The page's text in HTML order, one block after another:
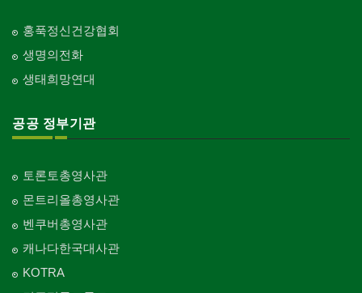
홍푹정신건강협회
생명의전화
생태희망연대
공공 정부기관
토론토총영사관
몬트리올총영사관
벤쿠버총영사관
캐나다한국대사관
KOTRA